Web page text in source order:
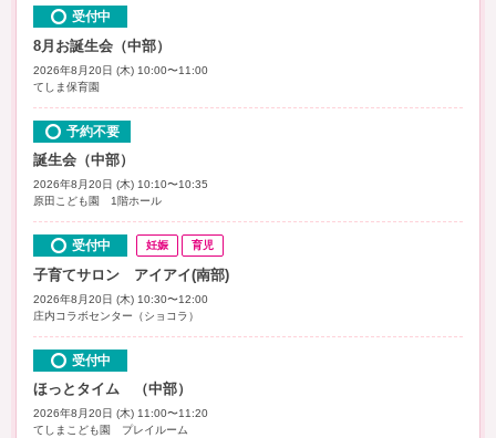
受付中
8月お誕生会（中部）
2026年8月20日 (木) 10:00〜11:00
てしま保育園
予約不要
誕生会（中部）
2026年8月20日 (木) 10:10〜10:35
原田こども園 1階ホール
受付中 妊娠 育児
子育てサロン アイアイ(南部)
2026年8月20日 (木) 10:30〜12:00
庄内コラボセンター（ショコラ）
受付中
ほっとタイム （中部）
2026年8月20日 (木) 11:00〜11:20
てしまこども園 プレイルーム